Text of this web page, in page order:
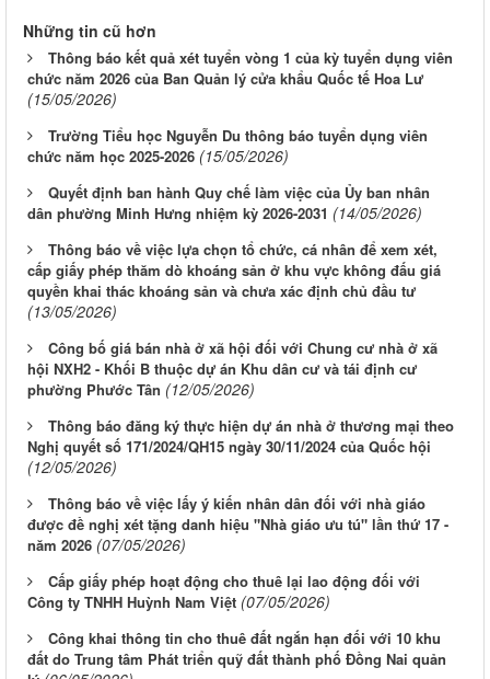
Những tin cũ hơn
Thông báo kết quả xét tuyển vòng 1 của kỳ tuyển dụng viên
chức năm 2026 của Ban Quản lý cửa khẩu Quốc tế Hoa Lư
(15/05/2026)
Trường Tiểu học Nguyễn Du thông báo tuyển dụng viên
chức năm học 2025-2026 (15/05/2026)
Quyết định ban hành Quy chế làm việc của Ủy ban nhân
dân phường Minh Hưng nhiệm kỳ 2026-2031 (14/05/2026)
Thông báo về việc lựa chọn tổ chức, cá nhân để xem xét,
cấp giấy phép thăm dò khoáng sản ở khu vực không đấu giá
quyền khai thác khoáng sản và chưa xác định chủ đầu tư
(13/05/2026)
Công bố giá bán nhà ở xã hội đối với Chung cư nhà ở xã
hội NXH2 - Khối B thuộc dự án Khu dân cư và tái định cư
phường Phước Tân (12/05/2026)
Thông báo đăng ký thực hiện dự án nhà ở thương mại theo
Nghị quyết số 171/2024/QH15 ngày 30/11/2024 của Quốc hội
(12/05/2026)
Thông báo về việc lấy ý kiến nhân dân đối với nhà giáo
được đề nghị xét tặng danh hiệu "Nhà giáo ưu tú" lần thứ 17 -
năm 2026 (07/05/2026)
Cấp giấy phép hoạt động cho thuê lại lao động đối với
Công ty TNHH Huỳnh Nam Việt (07/05/2026)
Công khai thông tin cho thuê đất ngắn hạn đối với 10 khu
đất do Trung tâm Phát triển quỹ đất thành phố Đồng Nai quản